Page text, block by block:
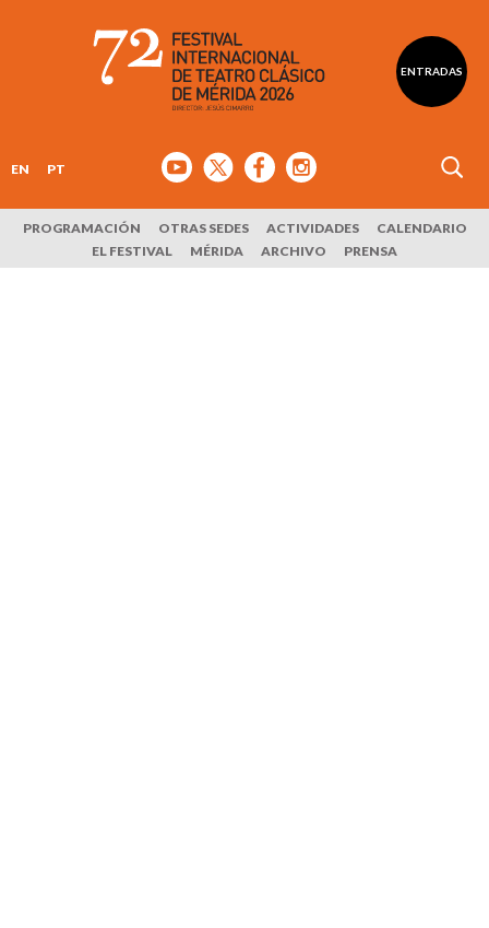
ENTRADAS
EN PT
PROGRAMACIÓN OTRAS SEDES ACTIVIDADES
CALENDARIO
EL FESTIVAL
MÉRIDA ARCHIVO PRENSA